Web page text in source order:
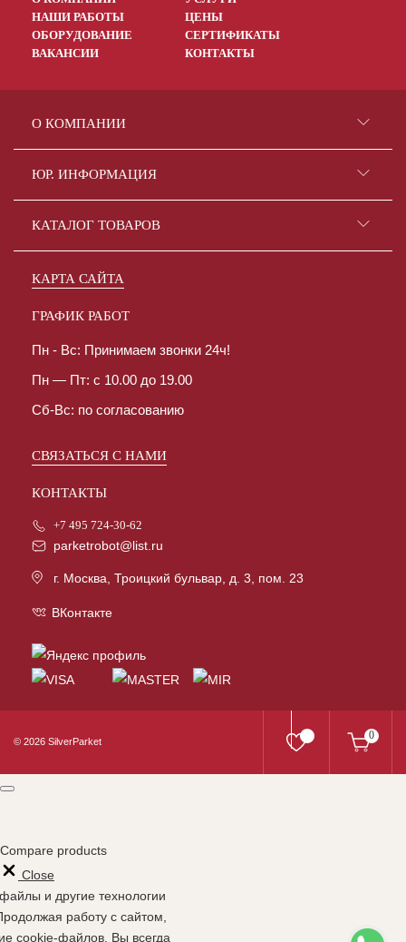
НАШИ РАБОТЫ
ЦЕНЫ
ОБОРУДОВАНИЕ
СЕРТИФИКАТЫ
ВАКАНСИИ
КОНТАКТЫ
О КОМПАНИИ
ЮР. ИНФОРМАЦИЯ
КАТАЛОГ ТОВАРОВ
КАРТА САЙТА
ГРАФИК РАБОТ
Пн - Вс: Принимаем звонки 24ч!
Пн — Пт: с 10.00 до 19.00
Сб-Вс: по согласованию
СВЯЗАТЬСЯ С НАМИ
КОНТАКТЫ
+7 495 724-30-62
parketrobot@list.ru
г. Москва, Троицкий бульвар, д. 3, пом. 23
ВКонтакте
© 2026 SilverParket
0
Compare products
Close
и другие технологии
работу с сайтом,
cookie-файлов. Вы всегда